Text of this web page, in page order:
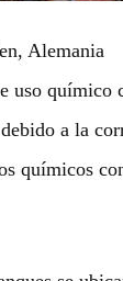
Alemania
uso químico
a la
químicos